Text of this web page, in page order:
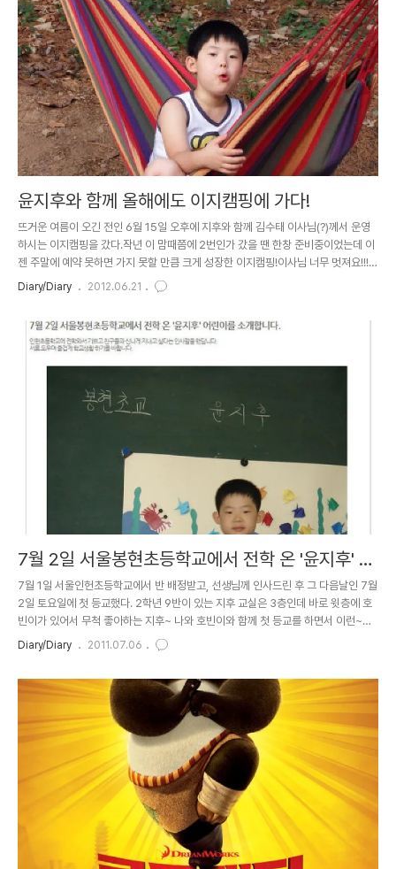
데 어제 지후랑 이런 저런 얘기하다보니 지후는 벌..
윤지후와 함께 올해에도 이지캠핑에 가다!
뜨거운 여름이 오긴 전인 6월 15일 오후에 지후와 함께 김수태 이사님(?)께서 운영
하시는 이지캠핑을 갔다.작년 이 맘때쯤에 2번인가 갔을 땐 한창 준비중이었는데 이
젠 주말에 예약 못하면 가지 못할 만큼 크게 성장한 이지캠핑!이사님 너무 멋져요!!!그
리고 수염도 정말 잘 어울린답니다~~~ ㅋㅋㅋ 원래는 '호떡'이라 불리우는 조카 김
분에 맞춰 윤지후군을 데리러 학교 운동장으로 고고씽~지후도 예전부터 캠핑장 가
자고 말은 많이 했었지만, 학원(수학, 태권도, 영어)을 빠지는게 더 신나보이는 지후...
음...그럼 안되쥐~ 지후를 데리고 집에 와서 ..
Diary/Diary 2012.06.21
7월 2일 서울봉현초등학교에서 전학 온 '윤지후' 어
린이를 소개합니다
7월 1일 서울인헌초등학교에서 반 배정받고, 선생님께 인사드린 후 그 다음날인 7월
2일 토요일에 첫 등교했다. 2학년 9반이 있는 지후 교실은 3층인데 바로 윗층에 호
빈이가 있어서 무척 좋아하는 지후~ 나와 호빈이와 함께 첫 등교를 하면서 이런~저
런~ 학교 생활에 대해 얘기를 나눴다. 이 사진은 인헌초등학교 2학년 9반 홈페이지
는 씩씩하게 자기소개 잘 했다고 한다. 나 역시 씩씩하게 잘 했으리라 생각하고 있고
~ 토요일이라 4교시만 하고선 바로 집에와서 점심먹고 학교 얘기하고 또 학교 생활
얘기하고~ 그리고 3시쯤 미리 예정되어 있던 이지캠핑..
Diary/Diary 2011.07.06